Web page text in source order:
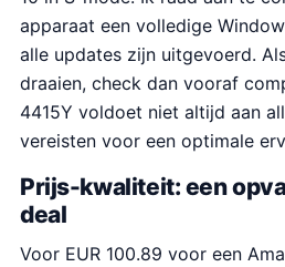
r
o
n
k
e
i
k
g
e
p
r
i
s
s
apparaat een volledige
alle updates zijn uitgevoerd.
draaien, check dan vooraf
4415Y voldoet niet altijd aan
vereisten voor een optimale
Prijs-kwaliteit: een
deal
Voor EUR 100.89 voor een